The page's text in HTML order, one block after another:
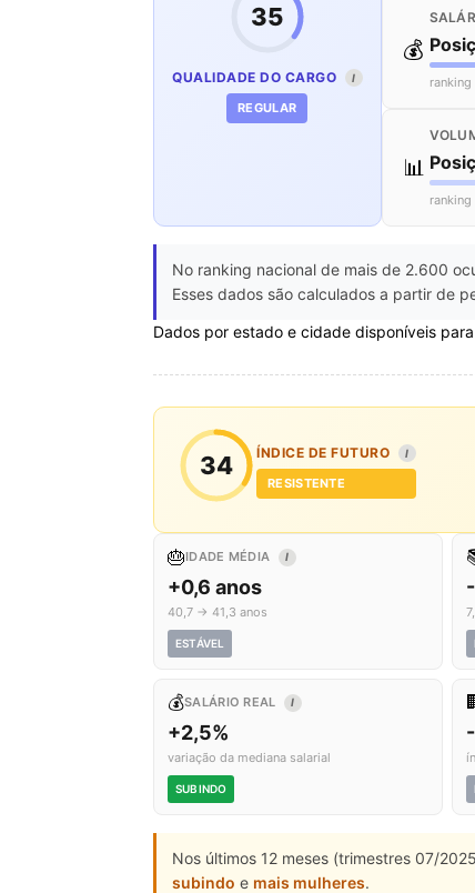
35
QUALIDADE DO CARGO I
REGULAR
💰
📊
No ranking nacional de mais de 2.600
Esses dados são calculados a partir de
Dados por estado e cidade disponíveis
34 ÍNDICE DE FUTURO I
RESISTENTE
🎂IDADE MÉDIA I
+0,6 anos
40,7 → 41,3 anos
ESTÁVEL
💰SALÁRIO REAL I
+2,5%
variação da mediana salarial
SUBINDO
Nos últimos 12 meses (trimestres 07/
subindo e mais mulheres.